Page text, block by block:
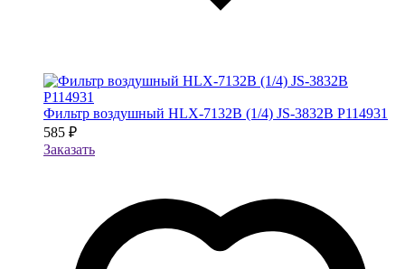
Фильтр воздушный HLX-7132B (1/4) JS-3832B P114931
585 ₽
Заказать